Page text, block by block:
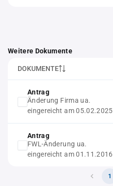
Weitere Dokumente
DOKUMENTE
Antrag
Änderung Firma ua.
eingereicht am 05.02.2025
Antrag
FWL-Änderung ua.
eingereicht am 01.11.2016
1